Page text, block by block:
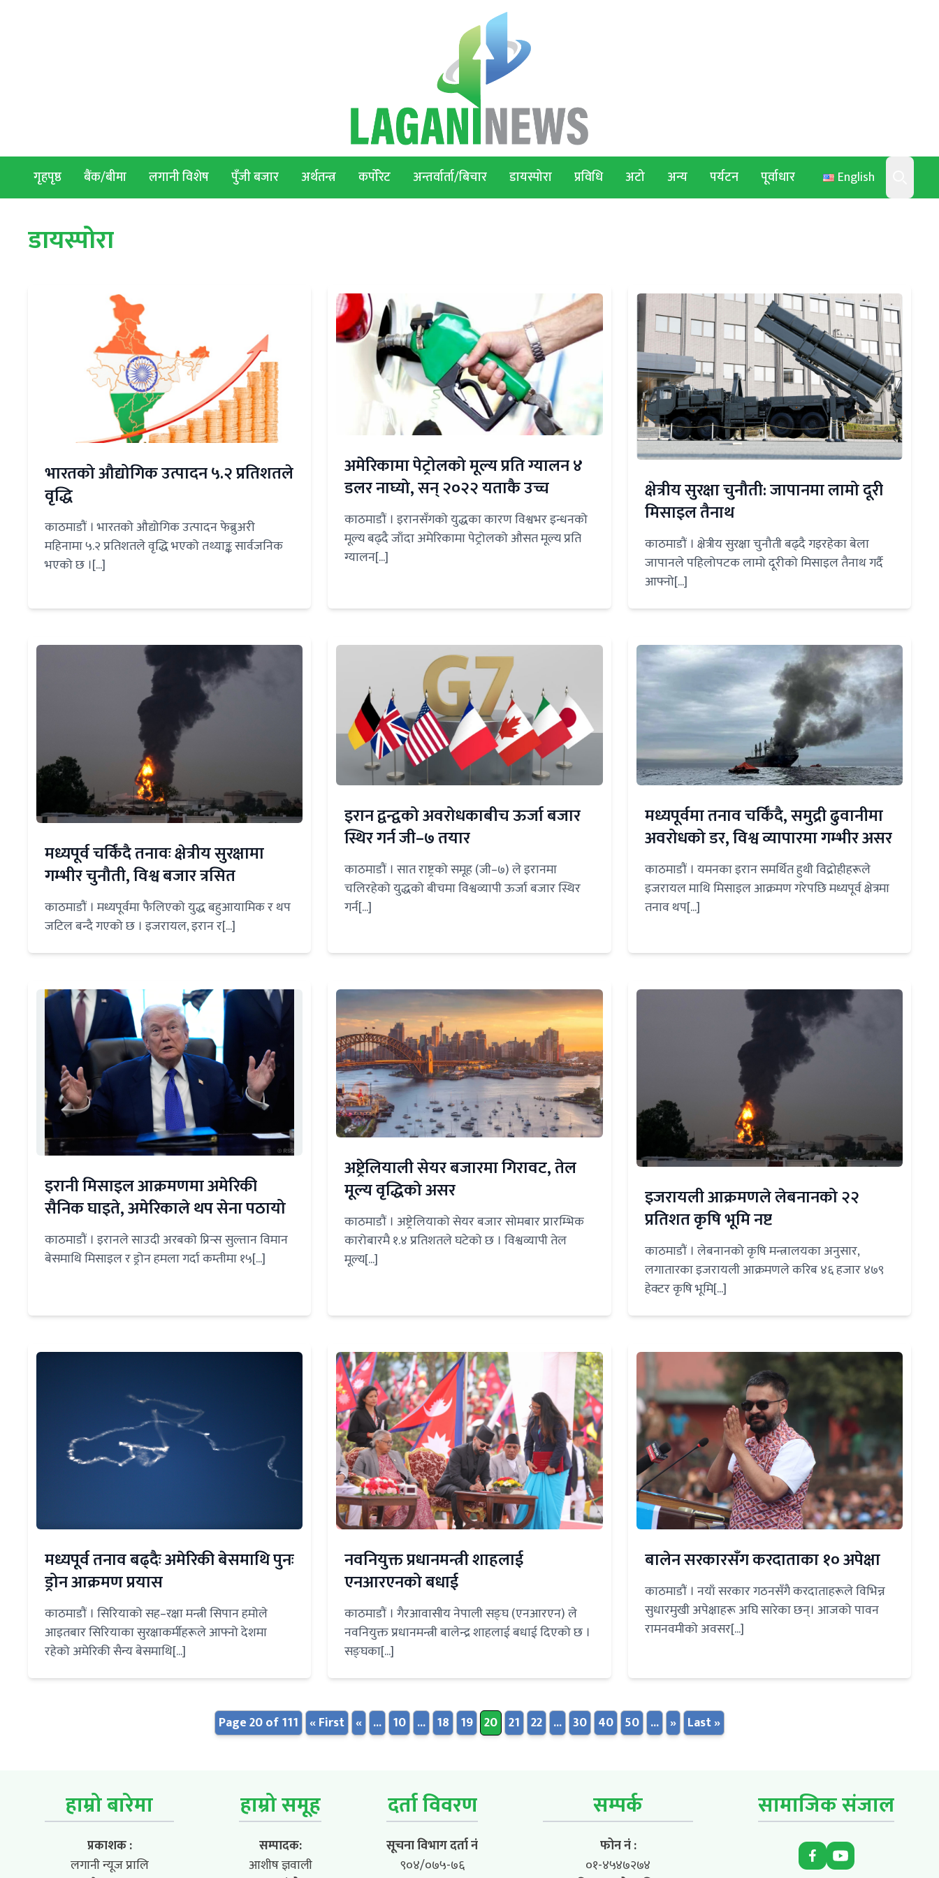
English
Search
गृहपृष्ठ बैंक/बीमा लगानी विशेष पुँजी बजार अर्थतन्त्र कर्पोरेट अन्तर्वार्ता/बिचार डायस्पोरा प्रविधि अटो अन्य पर्यटन पूर्वाधार
डायस्पोरा
भारतको औद्योगिक उत्पादन ५.२ प्रतिशतले
वृद्धि
काठमाडौं । भारतको औद्योगिक उत्पादन फेब्रुअरी
महिनामा ५.२ प्रतिशतले वृद्धि भएको तथ्याङ्क सार्वजनिक
भएको छ ।[...]
अमेरिकामा पेट्रोलको मूल्य प्रति ग्यालन ४
डलर नाघ्यो, सन् २०२२ यताकै उच्च
काठमाडौं । इरानसँगको युद्धका कारण विश्वभर इन्धनको
मूल्य बढ्दै जाँदा अमेरिकामा पेट्रोलको औसत मूल्य प्रति
ग्यालन[...]
क्षेत्रीय सुरक्षा चुनौती: जापानमा लामो दूरी
मिसाइल तैनाथ
काठमाडौं । क्षेत्रीय सुरक्षा चुनौती बढ्दै गइरहेका बेला
जापानले पहिलोपटक लामो दूरीको मिसाइल तैनाथ गर्दै
आफ्नो[...]
मध्यपूर्व चर्किंदै तनावः क्षेत्रीय सुरक्षामा
गम्भीर चुनौती, विश्व बजार त्रसित
काठमाडौं । मध्यपूर्वमा फैलिएको युद्ध बहुआयामिक र थप
जटिल बन्दै गएको छ । इजरायल, इरान र[...]
इरान द्वन्द्वको अवरोधकाबीच ऊर्जा बजार
स्थिर गर्न जी–७ तयार
काठमाडौं । सात राष्ट्रको समूह (जी–७) ले इरानमा
चलिरहेको युद्धको बीचमा विश्वव्यापी ऊर्जा बजार स्थिर
गर्न[...]
मध्यपूर्वमा तनाव चर्किँदै, समुद्री ढुवानीमा
अवरोधको डर, विश्व व्यापारमा गम्भीर असर
काठमाडौं । यमनका इरान समर्थित हुथी विद्रोहीहरूले
इजरायल माथि मिसाइल आक्रमण गरेपछि मध्यपूर्व क्षेत्रमा
तनाव थप[...]
इरानी मिसाइल आक्रमणमा अमेरिकी
सैनिक घाइते, अमेरिकाले थप सेना पठायो
काठमाडौं । इरानले साउदी अरबको प्रिन्स सुल्तान विमान
बेसमाथि मिसाइल र ड्रोन हमला गर्दा कम्तीमा १५[...]
अष्ट्रेलियाली सेयर बजारमा गिरावट, तेल
मूल्य वृद्धिको असर
काठमाडौं । अष्ट्रेलियाको सेयर बजार सोमबार प्रारम्भिक
कारोबारमै १‍.४ प्रतिशतले घटेको छ । विश्वव्यापी तेल
मूल्य[...]
इजरायली आक्रमणले लेबनानको २२
प्रतिशत कृषि भूमि नष्ट
काठमाडौं । लेबनानको कृषि मन्त्रालयका अनुसार,
लगातारका इजरायली आक्रमणले करिब ४६ हजार ४७९
हेक्टर कृषि भूमि[...]
मध्यपूर्व तनाव बढ्दैः अमेरिकी बेसमाथि पुनः
ड्रोन आक्रमण प्रयास
काठमाडौं । सिरियाको सह–रक्षा मन्त्री सिपान हमोले
आइतबार सिरियाका सुरक्षाकर्मीहरूले आफ्नो देशमा
रहेको अमेरिकी सैन्य बेसमाथि[...]
नवनियुक्त प्रधानमन्त्री शाहलाई
एनआरएनको बधाई
काठमाडौं । गैरआवासीय नेपाली सङ्घ (एनआरएन) ले
नवनियुक्त प्रधानमन्त्री बालेन्द्र शाहलाई बधाई दिएको छ ।
सङ्घका[...]
बालेन सरकारसँग करदाताका १० अपेक्षा
काठमाडौं । नयाँ सरकार गठनसँगै करदाताहरूले विभिन्न
सुधारमुखी अपेक्षाहरू अघि सारेका छन्। आजको पावन
रामनवमीको अवसर[...]
Page 20 of 111 « First « ... 10 ... 18 19 20 21 22 ... 30 40 50 ... » Last »
हाम्रो बारेमा
प्रकाशक :
लगानी न्यूज प्रालि
हाम्रो समूह
सम्पादक:
आशीष ज्ञवाली
दर्ता विवरण
सूचना विभाग दर्ता नं
९०४/०७५-७६
सम्पर्क
फोन नं :
०१-४५४७२७४
सामाजिक संजाल